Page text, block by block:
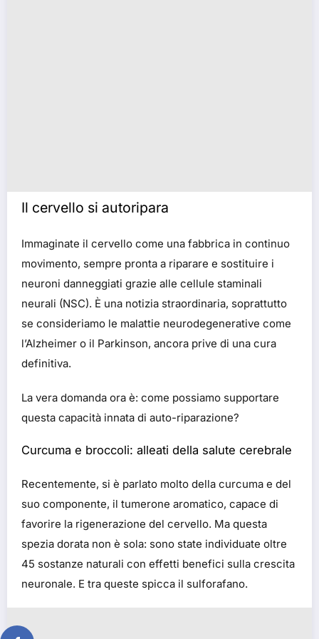
Il cervello si autoripara
Immaginate il cervello come una fabbrica in continuo
movimento, sempre pronta a riparare e sostituire i
neuroni danneggiati grazie alle cellule staminali
neurali (NSC). È una notizia straordinaria, soprattutto
se consideriamo le malattie neurodegenerative come
l’Alzheimer o il Parkinson, ancora prive di una cura
definitiva.
La vera domanda ora è: come possiamo supportare
questa capacità innata di auto-riparazione?
Curcuma e broccoli: alleati della salute cerebrale
Recentemente, si è parlato molto della curcuma e del
suo componente, il tumerone aromatico, capace di
favorire la rigenerazione del cervello. Ma questa
spezia dorata non è sola: sono state individuate oltre
45 sostanze naturali con effetti benefici sulla crescita
neuronale. E tra queste spicca il sulforafano.